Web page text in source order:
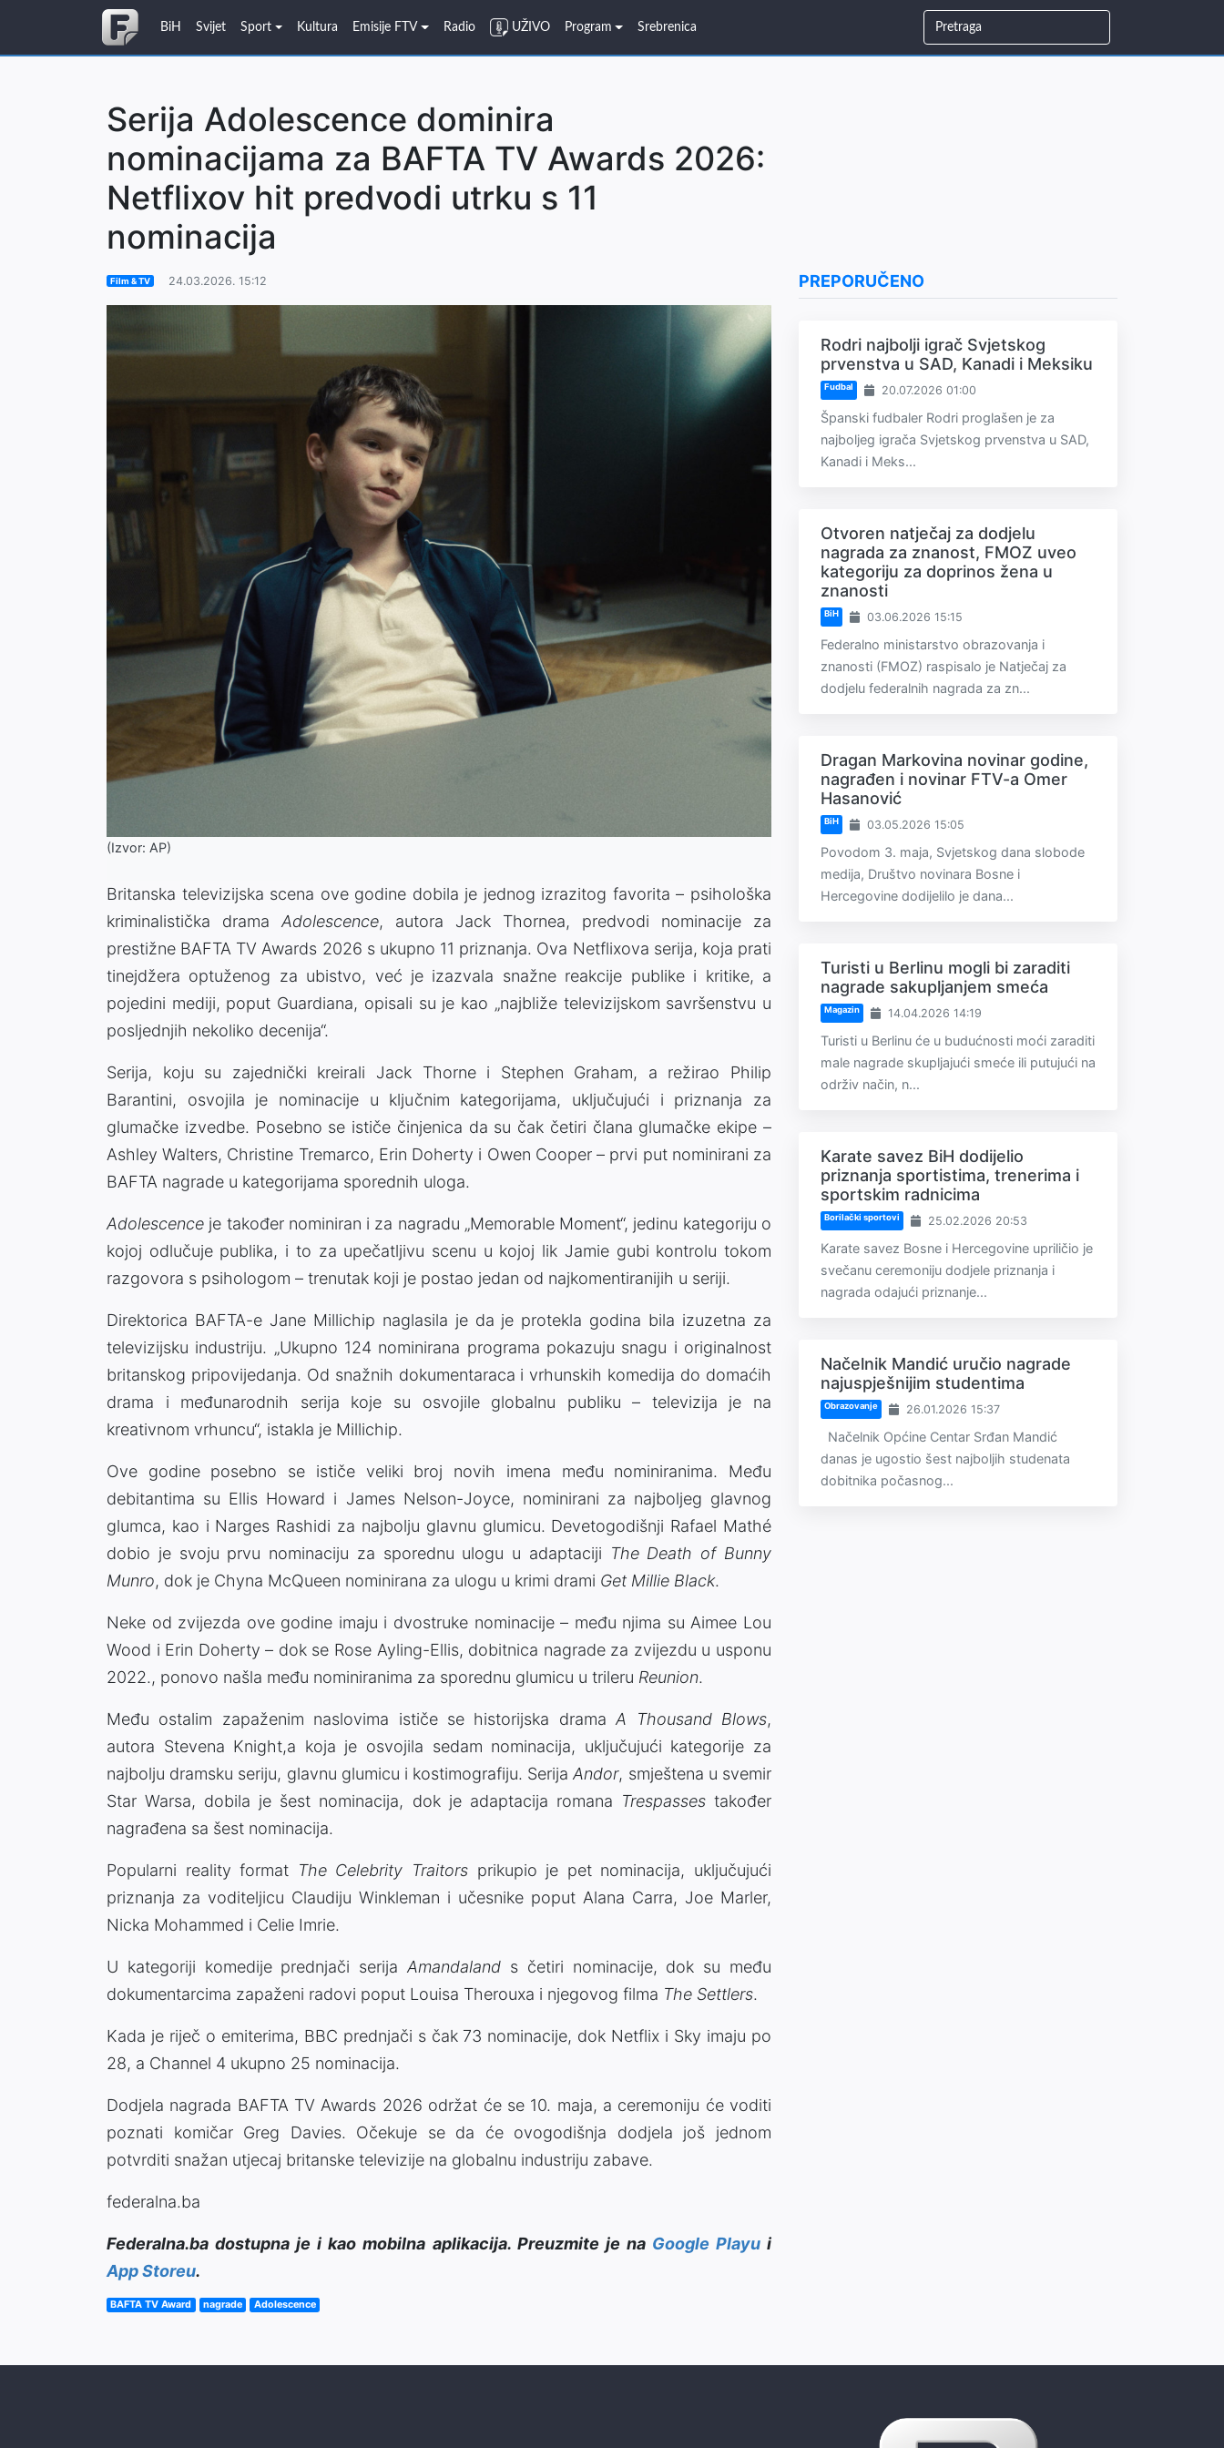
BiH Svijet Sport Kultura Emisije FTV Radio UŽIVO Program Srebrenica
Serija Adolescence dominira
nominacijama za BAFTA TV Awards 2026:
Netflixov hit predvodi utrku s 11
nominacija
Film & TV 24.03.2026. 15:12
(Izvor: AP)
Britanska televizijska scena ove godine dobila je jednog izrazitog favorita – psihološka
kriminalistička drama Adolescence, autora Jack Thornea, predvodi nominacije za
prestižne BAFTA TV Awards 2026 s ukupno 11 priznanja. Ova Netflixova serija, koja prati
tinejdžera optuženog za ubistvo, već je izazvala snažne reakcije publike i kritike, a
pojedini mediji, poput Guardiana, opisali su je kao „najbliže televizijskom savršenstvu u
posljednjih nekoliko decenija“.
Serija, koju su zajednički kreirali Jack Thornei Stephen Graham, a režirao Philip
Barantini, osvojila je nominacije u ključnim kategorijama, uključujući i priznanja za
glumačke izvedbe. Posebno se ističe činjenica da su čak četiri člana glumačke ekipe –
Ashley Walters, Christine Tremarco, Erin Doherty i Owen Cooper– prvi put nominirani za
BAFTA nagrade u kategorijama sporednih uloga.
Adolescence je također nominiran i za nagradu „Memorable Moment“, jedinu kategoriju o
kojoj odlučuje publika, i to za upečatljivu scenu u kojoj lik Jamie gubi kontrolu tokom
razgovora s psihologom – trenutak koji je postao jedan od najkomentiranijih u seriji.
Direktorica BAFTA-e Jane Millichip naglasila je da je protekla godina bila izuzetna za
televizijsku industriju. „Ukupno 124 nominirana programa pokazuju snagu i originalnost
britanskog pripovijedanja. Od snažnih dokumentaraca i vrhunskih komedija do domaćih
drama i međunarodnih serija koje su osvojile globalnu publiku – televizija je na
kreativnom vrhuncu“, istakla je Millichip.
Ove godine posebno se ističe veliki broj novih imena među nominiranima. Među
debitantima su Ellis Howard i James Nelson-Joyce, nominirani za najboljeg glavnog
glumca, kao i Narges Rashidi za najbolju glavnu glumicu. Devetogodišnji Rafael Mathé
dobio je svoju prvu nominaciju za sporednu ulogu u adaptaciji The Death of Bunny
Munro, dok je Chyna McQueen nominirana za ulogu u krimi drami Get Millie Black.
Neke od zvijezda ove godine imaju i dvostruke nominacije – među njima su Aimee Lou
Wood i Erin Doherty – dok se Rose Ayling-Ellis, dobitnica nagrade za zvijezdu u usponu
2022., ponovo našla među nominiranima za sporednu glumicu u trileru Reunion.
Među ostalim zapaženim naslovima ističe se historijska dramaA Thousand Blows,
autora Stevena Knight,a koja je osvojila sedam nominacija, uključujući kategorije za
najbolju dramsku seriju, glavnu glumicu i kostimografiju. SerijaAndor, smještena u svemir
Star Warsa, dobila je šest nominacija, dok je adaptacija romana Trespassestakođer
nagrađena sa šest nominacija.
Popularni reality format The Celebrity Traitors prikupio je pet nominacija, uključujući
priznanja za voditeljicu Claudiju Winkleman i učesnike poput Alana Carra, Joe Marler,
Nicka Mohammed i Celie Imrie.
U kategoriji komedije prednjači serijaAmandaland s četiri nominacije, dok su među
dokumentarcima zapaženi radovi poput Louisa Therouxa i njegovog filma The Settlers.
Kada je riječ o emiterima, BBC prednjači s čak 73 nominacije, dok Netflix i Sky imaju po
28, a Channel 4 ukupno 25 nominacija.
Dodjela nagrada BAFTA TV Awards 2026 održat će se 10. maja, a ceremoniju će voditi
poznati komičar Greg Davies. Očekuje se da će ovogodišnja dodjela još jednom
potvrditi snažan utjecaj britanske televizije na globalnu industriju zabave.
federalna.ba
Federalna.ba dostupna je i kao mobilna aplikacija. Preuzmite je na Google Playui
App Storeu.
BAFTA TV Award nagrade Adolescence
PREPORUČENO
Rodri najbolji igrač Svjetskog
prvenstva u SAD, Kanadi i Meksiku
Fudbal 20.07.2026 01:00
Španski fudbaler Rodri proglašen je za
najboljeg igrača Svjetskog prvenstva u SAD,
Kanadi i Meks...
Otvoren natječaj za dodjelu
nagrada za znanost, FMOZ uveo
kategoriju za doprinos žena u
znanosti
BiH 03.06.2026 15:15
Federalno ministarstvo obrazovanja i
znanosti (FMOZ) raspisalo je Natječaj za
dodjelu federalnih nagrada za zn...
Dragan Markovina novinar godine,
nagrađen i novinar FTV-a Omer
Hasanović
BiH 03.05.2026 15:05
Povodom 3. maja, Svjetskog dana slobode
medija, Društvo novinara Bosne i
Hercegovine dodijelilo je dana...
Turisti u Berlinu mogli bi zaraditi
nagrade sakupljanjem smeća
Magazin 14.04.2026 14:19
Turisti u Berlinu će u budućnosti moći zaraditi
male nagrade skupljajući smeće ili putujući na
održiv način, n...
Karate savez BiH dodijelio
priznanja sportistima, trenerima i
sportskim radnicima
Borilački sportovi 25.02.2026 20:53
Karate savez Bosne i Hercegovine upriličio je
svečanu ceremoniju dodjele priznanja i
nagrada odajući priznanje...
Načelnik Mandić uručio nagrade
najuspješnijim studentima
Obrazovanje 26.01.2026 15:37
Načelnik Općine Centar Srđan Mandić
danas je ugostio šest najboljih studenata
dobitnika počasnog...